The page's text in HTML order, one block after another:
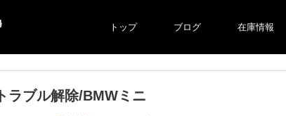
トップ ブログ 在庫情報
ラブル解除/BMWミニ